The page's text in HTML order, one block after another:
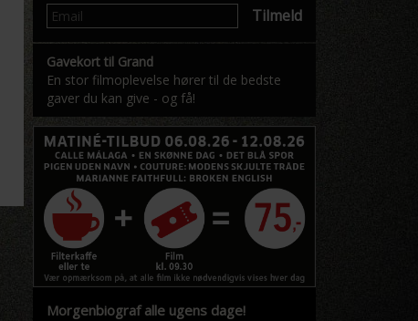
Tilmeld
Gavekort til Grand
En stor filmoplevelse hører til de bedste
gaver du kan give - og få!
Morgenbiograf alle ugens dage!